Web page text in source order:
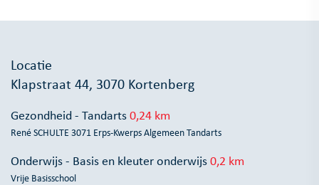
Locatie
Klapstraat 44, 3070 Kortenberg
Gezondheid - Tandarts0,24 km
René SCHULTE 3071 Erps-Kwerps Algemeen Tandarts
Onderwijs - Basis en kleuter onderwijs0,2 km
Vrije Basisschool